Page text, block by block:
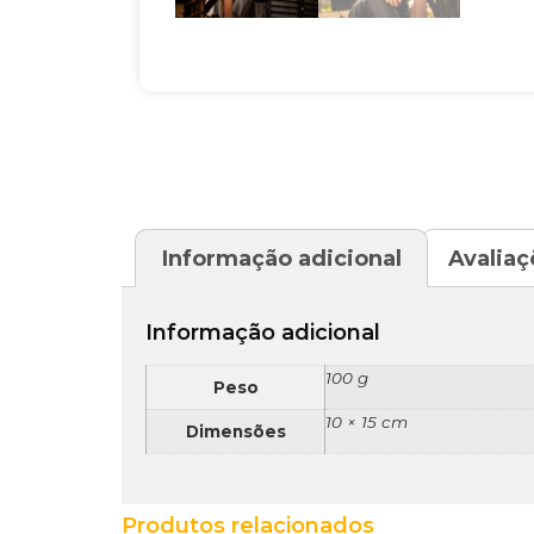
Informação adicional
Informação adicional
Peso 100 g
Dimensões 10 × 15 cm
Produtos relacionados